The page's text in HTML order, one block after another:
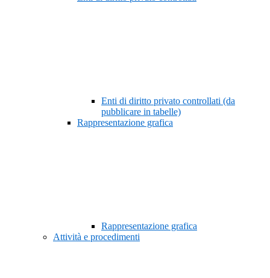
Enti di diritto privato controllati (da
pubblicare in tabelle)
Rappresentazione grafica
Rappresentazione grafica
Attività e procedimenti